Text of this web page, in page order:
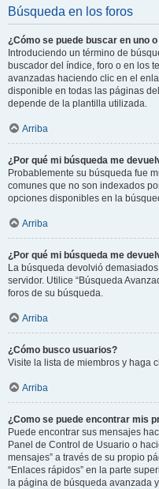
Búsqueda en los foros
¿Cómo se puede buscar en uno
Introduciendo un término de
buscador del índice, foro o en los
avanzadas haciendo clic en el
disponible en todas las páginas
depende de la plantilla utilizada.
Arriba
¿Por qué mi búsqueda me
Probablemente su búsqueda fue
comunes que no son indexados
opciones disponibles en la
Arriba
¿Por qué mi búsqueda me
La búsqueda devolvió
servidor. Utilice “Búsqueda
foros de su búsqueda.
Arriba
¿Cómo busco usuarios?
Visite la lista de miembros y haga
Arriba
¿Como se puede encontrar mis
Puede encontrar sus mensajes
Panel de Control de Usuario o
mensajes” a través de su propio
“Enlaces rápidos” en la parte
la página de búsqueda avanzada